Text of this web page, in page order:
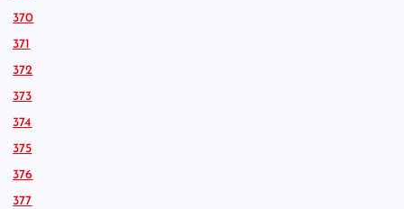
370
371
372
373
374
375
376
377